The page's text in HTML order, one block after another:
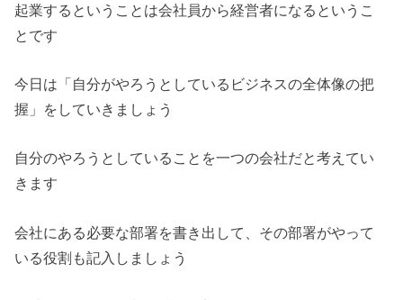
起業するということは会社員から経営者になるというこ
とです
今日は「自分がやろうとしているビジネスの全体像の把
握」をしていきましょう
自分のやろうとしていることを一つの会社だと考えてい
きます
会社にある必要な部署を書き出して、その部署がやって
いる役割も記入しましょう